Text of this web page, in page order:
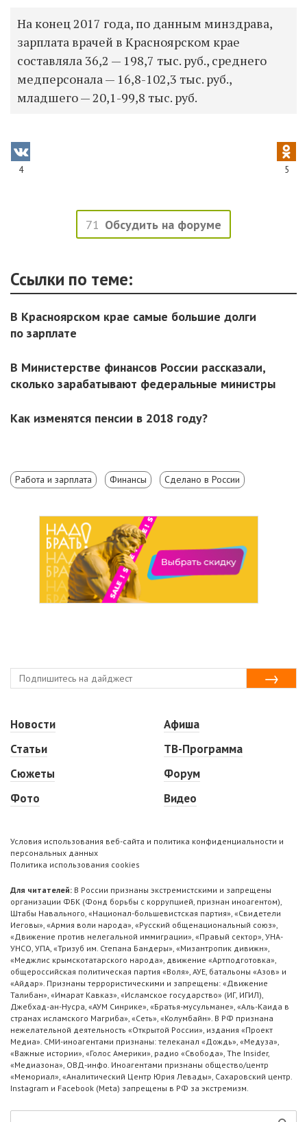
На конец 2017 года, по данным минздрава,
зарплата врачей в Красноярском крае
составляла 36,2 — 198,7 тыс. руб., среднего
медперсонала — 16,8-102,3 тыс. руб.,
младшего — 20,1-99,8 тыс. руб.
4 5
71 Обсудить на форуме
Ссылки по теме:
В Красноярском крае самые большие долги
по зарплате
В Министерстве финансов России рассказали,
сколько зарабатывают федеральные министры
Как изменятся пенсии в 2018 году?
Работа и зарплата Финансы Сделано в России
Новости
Статьи
Сюжеты
Фото
Афиша
ТВ-Программа
Форум
Видео
Условия использования веб-сайта и политика конфиденциальности и
персональных данных
Политика использования cookies
Для читателей: В России признаны экстремистскими и запрещены
организации ФБК (Фонд борьбы с коррупцией, признан иноагентом),
Штабы Навального, «Национал-большевистская партия», «Свидетели
Иеговы», «Армия воли народа», «Русский общенациональный союз»,
«Движение против нелегальной иммиграции», «Правый сектор», УНА-
УНСО, УПА, «Тризуб им. Степана Бандеры», «Мизантропик дивижн»,
«Меджлис крымскотатарского народа», движение «Артподготовка»,
общероссийская политическая партия «Воля», АУЕ, батальоны «Азов» и
«Айдар». Признаны террористическими и запрещены: «Движение
Талибан», «Имарат Кавказ», «Исламское государство» (ИГ, ИГИЛ),
Джебхад-ан-Нусра, «АУМ Синрике», «Братья-мусульмане», «Аль-Каида в
странах исламского Магриба», «Сеть», «Колумбайн». В РФ признана
нежелательной деятельность «Открытой России», издания «Проект
Медиа». СМИ-иноагентами признаны: телеканал «Дождь», «Медуза»,
«Важные истории», «Голос Америки», радио «Свобода», The Insider,
«Медиазона», ОВД-инфо. Иноагентами признаны общество/центр
«Мемориал», «Аналитический Центр Юрия Левады», Сахаровский центр.
Instagram и Facebook (Metа) запрещены в РФ за экстремизм.